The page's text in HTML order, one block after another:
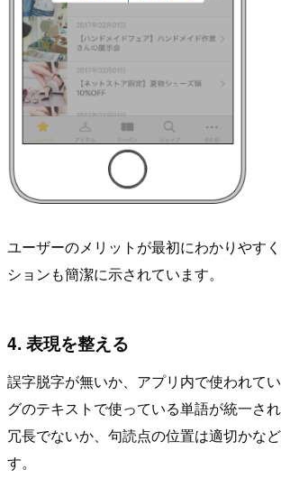
ユーザーのメリットが最初にわかりやす
ションも簡潔に示されています。
4. 表現を整える
誤字脱字が無いか、アプリ内で使われて
グのテキストで使っている単語が統一さ
冗長でないか、句読点の位置は適切かな
す。